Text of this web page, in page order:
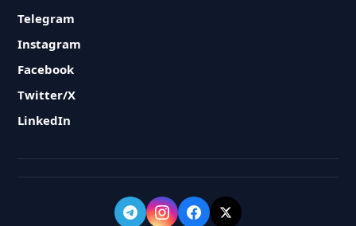
Telegram
Instagram
Facebook
Twitter/X
LinkedIn